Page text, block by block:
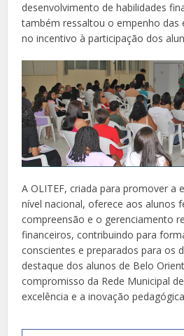
desenvolvimento de habilidades
também ressaltou o empenho das
no incentivo à participação dos
A OLITEF, criada para promover a
nível nacional, oferece aos alunos
compreensão e o gerenciamento
financeiros, contribuindo para
conscientes e preparados para os
destaque dos alunos de Belo
compromisso da Rede Municipal
excelência e a inovação